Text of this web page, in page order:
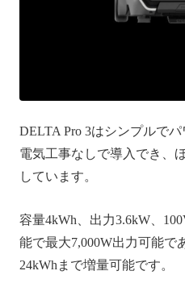
DELTA Pro 3はシンプルで
電気工事なしで導入でき、
しています。
容量4kWh、出力3.6kW、
能で最大7,000W出力可能で
24kWhまで増量可能です。